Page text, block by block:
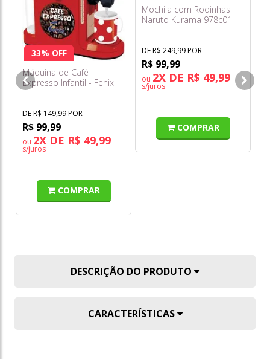
33% OFF
Máquina de Café
Expresso Infantil - Fenix
DE R$ 149,99 POR
R$ 99,99
ou 2X DE R$ 49,99
s/juros
COMPRAR
Mochila com Rodinhas
Naruto Kurama 978c01 -
DE R$ 249,99 POR
R$ 99,99
ou 2X DE R$ 49,99
s/juros
COMPRAR
DESCRIÇÃO DO PRODUTO
CARACTERÍSTICAS